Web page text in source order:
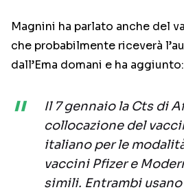
Magnini ha parlato anche del
che probabilmente riceverà
dall’Ema domani e ha aggiunto:
Il 7 gennaio la Cts di
collocazione del
italiano per le
vaccini Pfizer e
simili. Entrambi